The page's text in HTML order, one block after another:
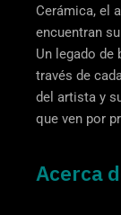
Cerámica, el
encuentran
Un legado de
través de
del artista y
que ven por
Acerca